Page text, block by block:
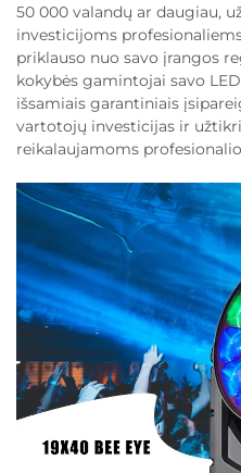
50 000 valandų ar daugiau,
investicijoms
priklauso nuo savo įrangos
kokybės gamintojai savo
išsamiais garantiniais
vartotojų investicijas ir
reikalaujamoms